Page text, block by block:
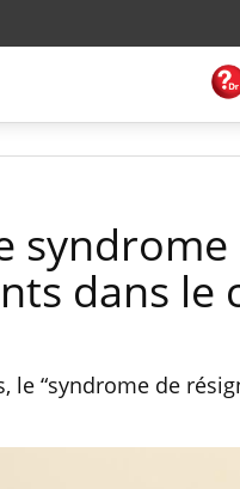
dans le
le “syndrome de